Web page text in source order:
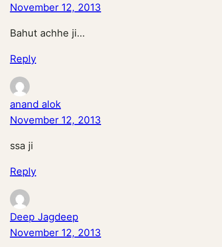
November 12, 2013
Bahut achhe ji…
Reply
anand alok
November 12, 2013
ssa ji
Reply
Deep Jagdeep
November 12, 2013